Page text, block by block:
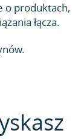
o produktach,
łącza.